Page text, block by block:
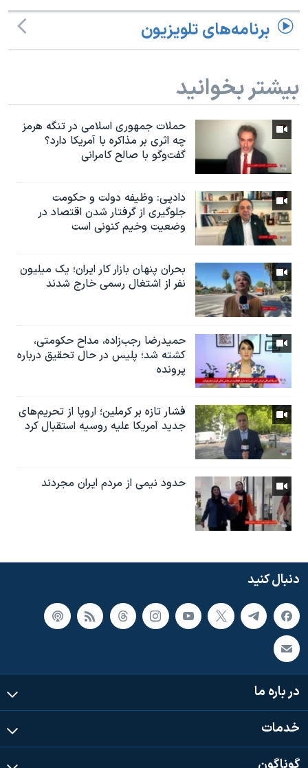
برنامه‌های تلویزیون
بیشتر بخوانید
حملات جمهوری اسلامی در تنگه هرمز
چه اثری بر مذاکره با آمریکا دارد؟
گفت‌وگو با صالح کامرانی
دادپی: وظیفه دولت و حکومت
جلوگیری از گرفتار شدن اقتصاد در
وضعیت وخیم کنونی است
بحران پنهان بازار کار ایران؛ یک میلیون
نفر از اشتغال رسمی خارج شدند
حمیدرضا رجب‌زاده، مداح حکومتی،
کشته شد؛ پلیس در حال تحقیق درباره
پرونده
فشار تازه بر کرملین؛ اروپا از تحریم‌های
جدید آمریکا علیه روسیه استقبال کرد
حدود نیمی از مردم ایران مجردند
دنبال کنید
در باره ما
خدمات